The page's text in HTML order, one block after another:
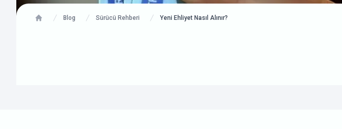
Blog Sürücü Rehberi Yeni Ehliyet Nasıl Alınır?